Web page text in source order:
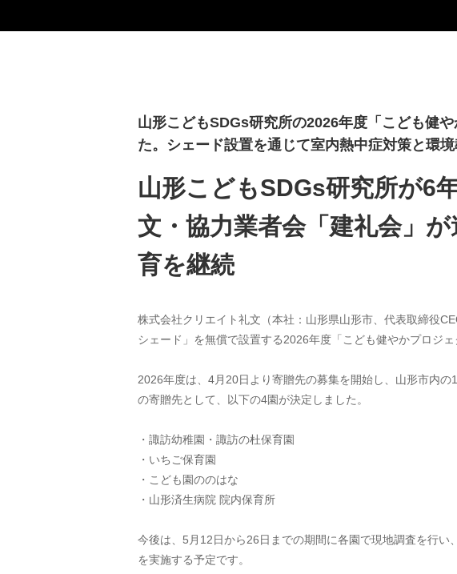
山形こどもSDGs研究所の2026年度「こども健
た。シェード設置を通じて室内熱中症対策と環境
山形こどもSDGs研究所が6
文・協力業者会「建礼会」
育を継続
株式会社クリエイト礼文（本社：山形県山形市、代表取締役
シェード」を無償で設置する2026年度「こども健やかプロジ
2026年度は、4月20日より寄贈先の募集を開始し、山形市内
の寄贈先として、以下の4園が決定しました。
・諏訪幼稚園・諏訪の杜保育園
・いちご保育園
・こども園ののはな
・山形済生病院 院内保育所
今後は、5月12日から26日までの期間に各園で現地調査を行
を実施する予定です。